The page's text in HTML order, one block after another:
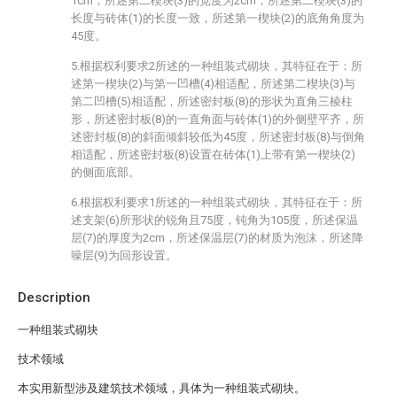
Description
一种组装式砌块
技术领域
本实用新型涉及建筑技术领域，具体为一种组装式砌块。
长度与砖体(1)的长度一致，所述第一楔块(2)的底角角度为
45度。
5.根据权利要求2所述的一种组装式砌块，其特征在于：所
述第一楔块(2)与第一凹槽(4)相适配，所述第二楔块(3)与
第二凹槽(5)相适配，所述密封板(8)的形状为直角三棱柱
形，所述密封板(8)的一直角面与砖体(1)的外侧壁平齐，所
述密封板(8)的斜面倾斜较低为45度，所述密封板(8)与倒角
相适配，所述密封板(8)设置在砖体(1)上带有第一楔块(2)
的侧面底部。
6.根据权利要求1所述的一种组装式砌块，其特征在于：所
述支架(6)所形状的锐角且75度，钝角为105度，所述保温
层(7)的厚度为2cm，所述保温层(7)的材质为泡沫，所述降
噪层(9)为回形设置。